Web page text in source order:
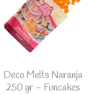
Deco Melts Naranja
250 gr – Funcakes